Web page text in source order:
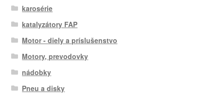
karosérie
katalyzátory FAP
Motor - diely a príslušenstvo
Motory, prevodovky
nádobky
Pneu a disky